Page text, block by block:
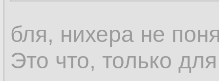
11.
бля, нихера не
Это что, только